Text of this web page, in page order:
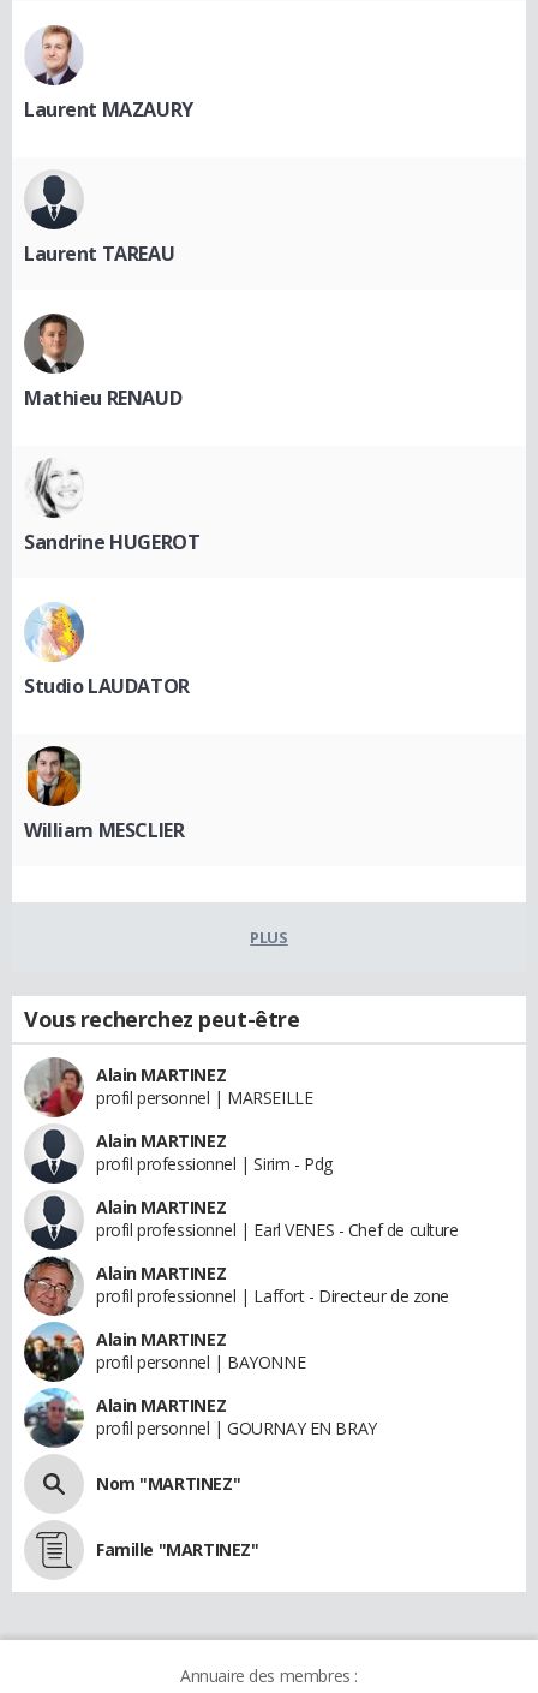
Laurent MAZAURY
Laurent TAREAU
Mathieu RENAUD
Sandrine HUGEROT
Studio LAUDATOR
William MESCLIER
PLUS
Vous recherchez peut-être
Alain MARTINEZ
profil personnel | MARSEILLE
Alain MARTINEZ
profil professionnel | Sirim - Pdg
Alain MARTINEZ
profil professionnel | Earl VENES - Chef de culture
Alain MARTINEZ
profil professionnel | Laffort - Directeur de zone
Alain MARTINEZ
profil personnel | BAYONNE
Alain MARTINEZ
profil personnel | GOURNAY EN BRAY
Nom "MARTINEZ"
Famille "MARTINEZ"
Annuaire des membres :